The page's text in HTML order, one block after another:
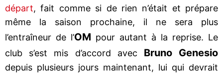
départ, fait comme si de rien n’était et prépare
même la saison prochaine, il ne sera plus
l’entraîneur de l’OM pour autant à la reprise. Le
club s’est mis d’accord avec Bruno Genesio
depuis plusieurs jours maintenant, lui qui devrait